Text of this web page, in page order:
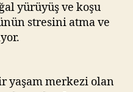
yürüyüş ve koşu
stresini atma ve
yaşam merkezi olan